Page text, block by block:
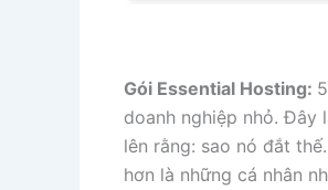
Gói Essential Hosting:
doanh nghiệp nhỏ. Đây
lên rằng: sao nó đắt
hơn là những cá nhân